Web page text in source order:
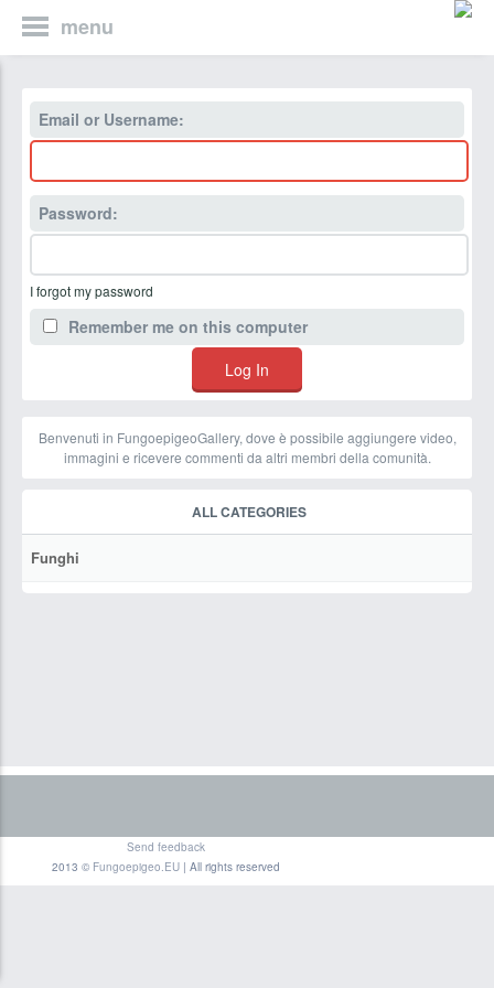
menu
Email or Username:
Password:
I forgot my password
Remember me on this computer
Benvenuti in FungoepigeoGallery, dove è possibile aggiungere video,
immagini e ricevere commenti da altri membri della comunità.
ALL CATEGORIES
Funghi
Send feedback
2013 © Fungoepigeo.EU| All rights reserved